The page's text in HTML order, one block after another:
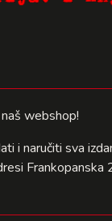
webshop!
i naručiti sva